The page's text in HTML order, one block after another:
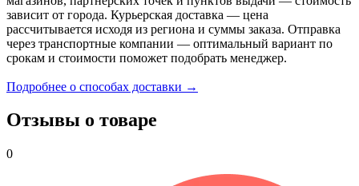
зависит от города. Курьерская доставка — цена
рассчитывается исходя из региона и суммы заказа. Отправка
через транспортные компании — оптимальный вариант по
срокам и стоимости поможет подобрать менеджер.
Подробнее о способах доставки →
Отзывы о товаре
0